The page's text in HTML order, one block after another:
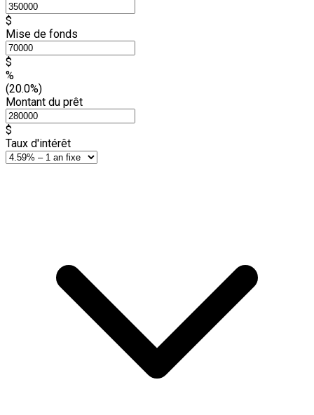
$
Mise de fonds
$
%
(20.0%)
Montant du prêt
$
Taux d'intérêt